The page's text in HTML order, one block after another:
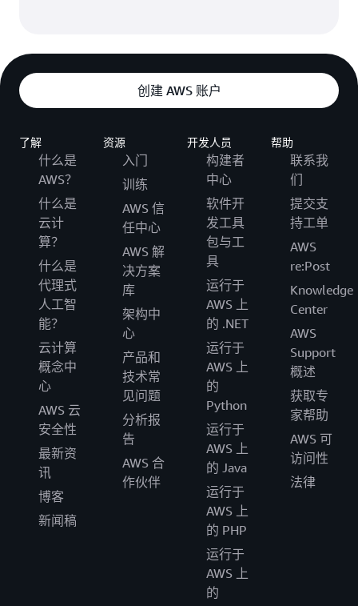
创建 AWS 账户
了解
什么是
AWS？
什么是
云计
算？
什么是
代理式
人工智
能？
云计算
概念中
心
AWS 云
安全性
最新资
讯
博客
新闻稿
资源
入门
训练
AWS 信
任中心
AWS 解
决方案
库
架构中
心
产品和
技术常
见问题
分析报
告
AWS 合
作伙伴
开发人员
构建者
中心
软件开
发工具
包与工
具
运行于
AWS 上
的 .NET
运行于
AWS 上
的
Python
运行于
AWS 上
的 Java
运行于
AWS 上
的 PHP
运行于
AWS 上
的
帮助
联系我
们
提交支
持工单
AWS
re:Post
Knowledge
Center
AWS
Support
概述
获取专
家帮助
AWS 可
访问性
法律